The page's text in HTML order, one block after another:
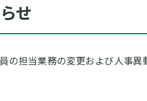
せ
担当業務の変更および人事異